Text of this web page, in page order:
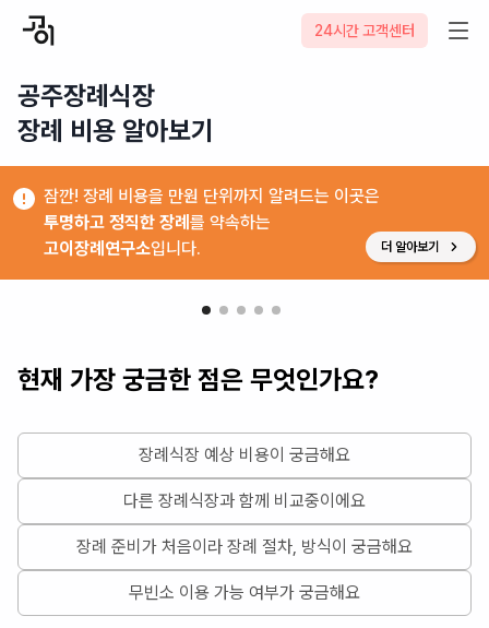
24시간 고객센터
공주장례식장
장례 비용 알아보기
잠깐! 장례 비용을 만원 단위까지 알려드는 이곳은
투명하고 정직한 장례 를 약속하는
고이장례연구소입니다. 더 알아보기
현재 가장 궁금한 점은 무엇인가요?
장례식장 예상 비용이 궁금해요
다른 장례식장과 함께 비교중이에요
장례 준비가 처음이라 장례 절차, 방식이 궁금해요
무빈소 이용 가능 여부가 궁금해요